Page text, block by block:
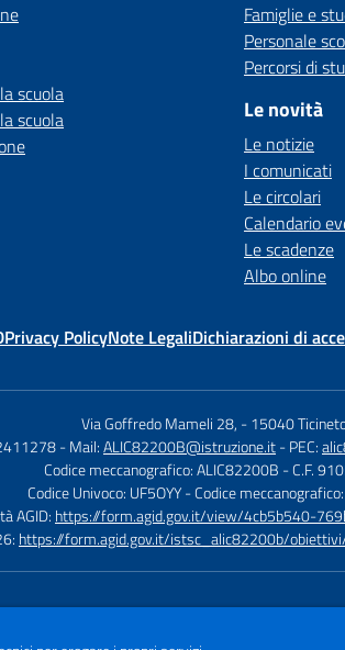
scuola
scuola
Famiglie e
Personale
Percorsi di
Le novità
Le notizie
I comunicati
Le circolari
Calendario
Le scadenze
Albo online
Privacy PolicyNote LegaliDichiarazioni di
Via Goffredo Mameli 28, -15040
- Mail:ALIC82200B@istruzione.it- PEC:
Codice meccanografico: ALIC82200B - C.F.
Codice Univoco: UF5OYY- Codice
AGID: https://form.agid.gov.it/view/4cb5b540-
https://form.agid.gov.it/istsc_alic82200b/